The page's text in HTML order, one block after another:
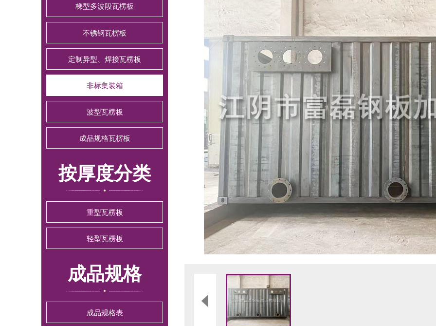
梯型多波段瓦楞板
不锈钢瓦楞板
定制异型、焊接瓦楞板
非标集装箱
波型瓦楞板
成品规格瓦楞板
按厚度分类
重型瓦楞板
轻型瓦楞板
成品规格
成品规格表